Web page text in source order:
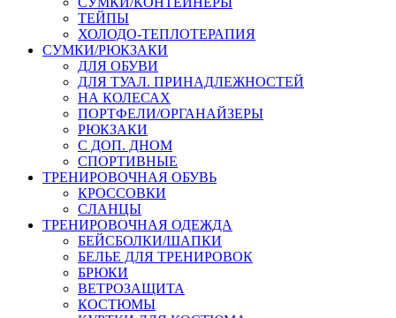
ТЕЙПЫ
ХОЛОДО-ТЕПЛОТЕРАПИЯ
СУМКИ/РЮКЗАКИ
ДЛЯ ОБУВИ
ДЛЯ ТУАЛ. ПРИНАДЛЕЖНОСТЕЙ
НА КОЛЕСАХ
ПОРТФЕЛИ/ОРГАНАЙЗЕРЫ
РЮКЗАКИ
С ДОП. ДНОМ
СПОРТИВНЫЕ
ТРЕНИРОВОЧНАЯ ОБУВЬ
КРОССОВКИ
СЛАНЦЫ
ТРЕНИРОВОЧНАЯ ОДЕЖДА
БЕЙСБОЛКИ/ШАПКИ
БЕЛЬЕ ДЛЯ ТРЕНИРОВОК
БРЮКИ
ВЕТРОЗАЩИТА
КОСТЮМЫ